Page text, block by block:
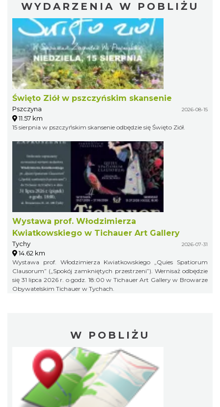
WYDARZENIA W POBLIŻU
Święto Ziół w pszczyńskim skansenie
Pszczyna 2026-08-15
11.57 km
15 sierpnia w pszczyńskim skansenie odbędzie się Święto Ziół.
Wystawa prof. Włodzimierza
Kwiatkowskiego w Tichauer Art Gallery
Tychy 2026-07-31
14.62 km
Wystawa prof. Włodzimierza Kwiatkowskiego „Quies Spatiorum
Clausorum” („Spokój zamkniętych przestrzeni”). Wernisaż odbędzie
się 31 lipca 2026 r. o godz. 18:00 w Tichauer Art Gallery w Browarze
Obywatelskim Tichauer w Tychach.
W POBLIŻU